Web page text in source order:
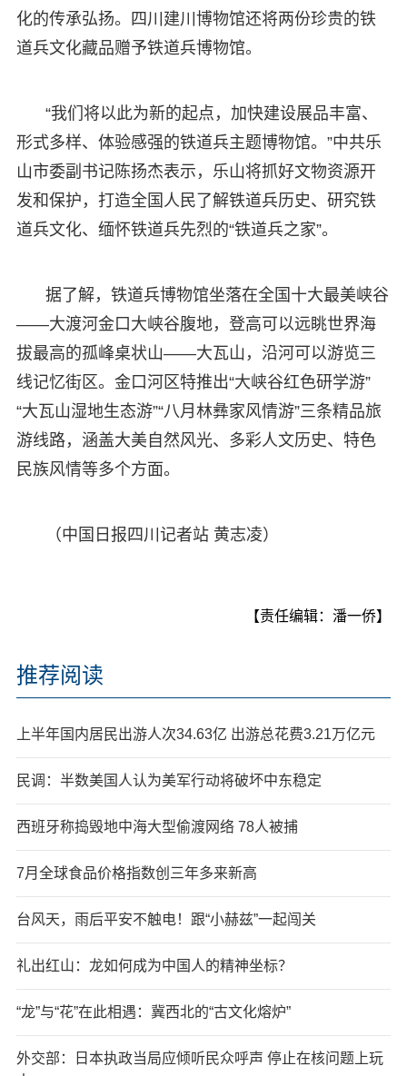
化的传承弘扬。四川建川博物馆还将两份珍贵的铁
道兵文化藏品赠予铁道兵博物馆。
“我们将以此为新的起点，加快建设展品丰富、
形式多样、体验感强的铁道兵主题博物馆。”中共乐
山市委副书记陈扬杰表示，乐山将抓好文物资源开
发和保护，打造全国人民了解铁道兵历史、研究铁
道兵文化、缅怀铁道兵先烈的“铁道兵之家”。
据了解，铁道兵博物馆坐落在全国十大最美峡谷
——大渡河金口大峡谷腹地，登高可以远眺世界海
拔最高的孤峰桌状山——大瓦山，沿河可以游览三
线记忆街区。金口河区特推出“大峡谷红色研学游”
“大瓦山湿地生态游”“八月林彝家风情游”三条精品旅
游线路，涵盖大美自然风光、多彩人文历史、特色
民族风情等多个方面。
（中国日报四川记者站 黄志凌）
【责任编辑：潘一侨】
推荐阅读
上半年国内居民出游人次34.63亿 出游总花费3.21万亿元
民调：半数美国人认为美军行动将破坏中东稳定
西班牙称捣毁地中海大型偷渡网络 78人被捕
7月全球食品价格指数创三年多来新高
台风天，雨后平安不触电！跟“小赫兹”一起闯关
礼出红山：龙如何成为中国人的精神坐标？
“龙”与“花”在此相遇：冀西北的“古文化熔炉”
外交部：日本执政当局应倾听民众呼声 停止在核问题上玩